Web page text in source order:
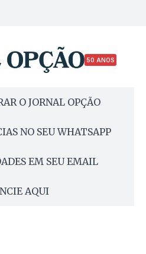
50 ANOS
O JORNAL OPÇÃO
NO SEU WHATSAPP
EM SEU EMAIL
AQUI